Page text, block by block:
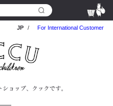
JP / For International Customer